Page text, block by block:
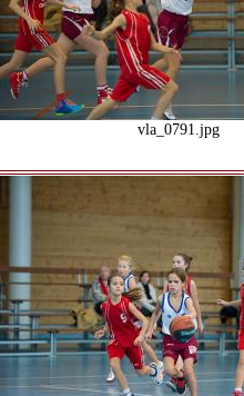
vla_0791.jpg